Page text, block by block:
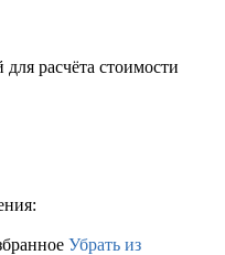
расчёта стоимости
Убрать из